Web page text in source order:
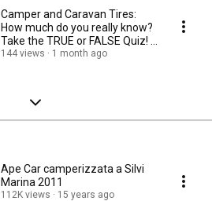
Camper and Caravan Tires:
How much do you really know?
Take the TRUE or FALSE Quiz! -
#vacanzelandia
144 views 1 month ago
Ape Car camperizzata a Silvi
Marina 2011
112K views 15 years ago